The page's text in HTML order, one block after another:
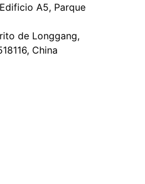
A5, Parque
de Longgang,
China